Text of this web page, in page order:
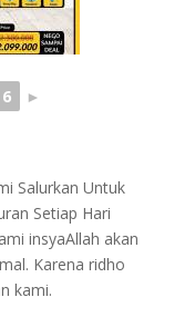
6 ►
Salurkan Untuk
Setiap Hari
insyaAllah akan
Karena ridho
kami.